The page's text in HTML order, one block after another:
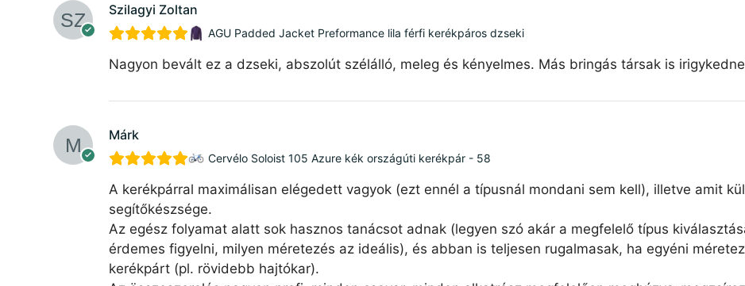
Szilagyi Zoltan
AGU Padded Jacket Preformance lila férfi kerékpáros dzseki
Nagyon bevált ez a dzseki, abszolút szélálló, meleg és kényelmes. Más bringás társak is
Márk
Cervélo Soloist 105 Azure kék országúti kerékpár - 58
A kerékpárral maximálisan elégedett vagyok (ezt ennél a típusnál mondani sem kell), illetve amit
segítőkészsége.
Az egész folyamat alatt sok hasznos tanácsot adnak (legyen szó akár a megfelelő típus
érdemes figyelni, milyen méretezés az ideális), és abban is teljesen rugalmasak, ha egyéni
kerékpárt (pl. rövidebb hajtókar).